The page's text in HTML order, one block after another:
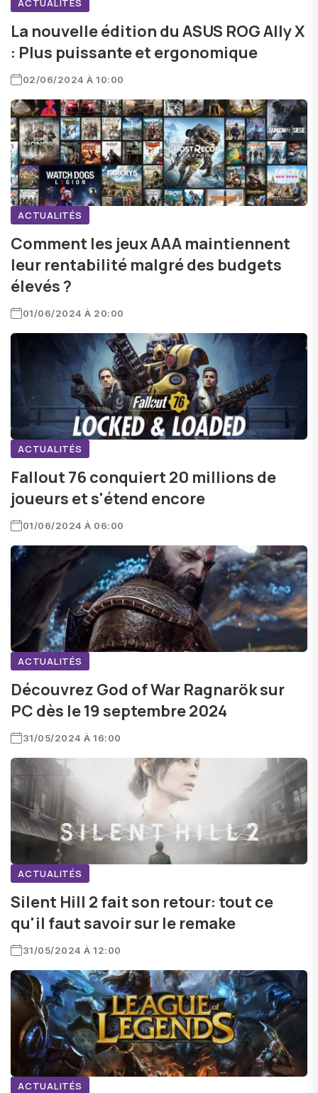
ACTUALITÉS
La nouvelle édition du ASUS ROG Ally X
: Plus puissante et ergonomique
02/06/2024 À 10:00
ACTUALITÉS
Comment les jeux AAA maintiennent
leur rentabilité malgré des budgets
élevés ?
01/06/2024 À 20:00
ACTUALITÉS
Fallout 76 conquiert 20 millions de
joueurs et s'étend encore
01/06/2024 À 06:00
ACTUALITÉS
Découvrez God of War Ragnarök sur
PC dès le 19 septembre 2024
31/05/2024 À 16:00
ACTUALITÉS
Silent Hill 2 fait son retour: tout ce
qu'il faut savoir sur le remake
31/05/2024 À 12:00
ACTUALITÉS